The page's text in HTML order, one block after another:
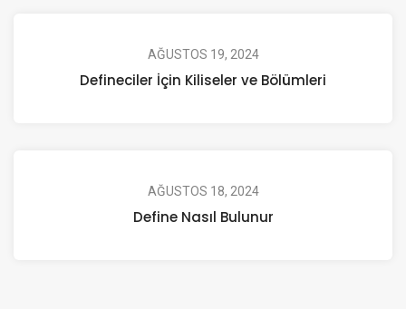
AĞUSTOS 19, 2024
Defineciler İçin Kiliseler ve Bölümleri
AĞUSTOS 18, 2024
Define Nasıl Bulunur